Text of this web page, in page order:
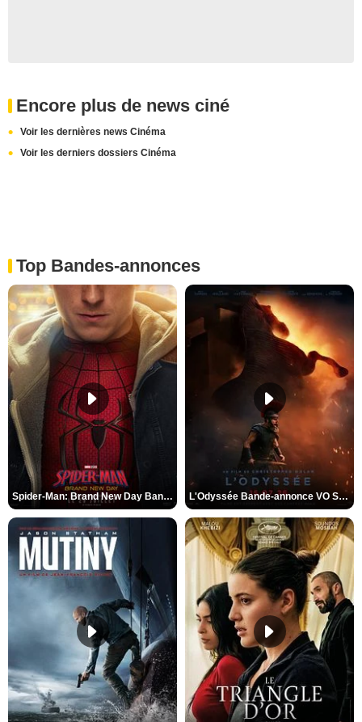
Encore plus de news ciné
Voir les dernières news Cinéma
Voir les derniers dossiers Cinéma
Top Bandes-annonces
Spider-Man: Brand New Day Bande-annonce VO STFR L'Odyssée Bande-annonce VO STFR